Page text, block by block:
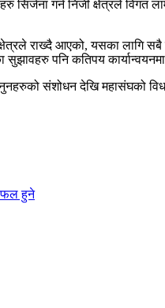
गर्न निजी क्षेत्रले विगत
राख्दै आएको, यसका लागि
पनि कतिपय
संशोधन देखि महासंघको
हुने